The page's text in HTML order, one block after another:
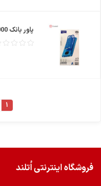
پاور بانک BILISHI / B-26 / 20000
1
فروشگاه اینترنتی اُتلند